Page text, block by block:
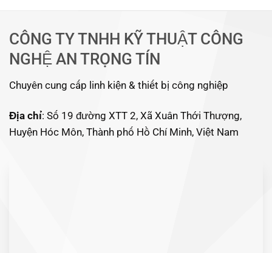
CÔNG TY TNHH KỸ THUẬT CÔNG
NGHỆ AN TRỌNG TÍN
Chuyên cung cấp linh kiện & thiết bị công nghiệp
Địa chỉ: Số 19 đường XTT 2, Xã Xuân Thới Thượng,
Huyện Hóc Môn, Thành phố Hồ Chí Minh, Việt Nam